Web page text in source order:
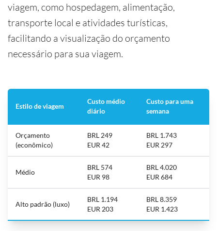
viagem, como hospedagem, alimentação,
transporte local e atividades turísticas,
facilitando a visualização do orçamento
necessário para sua viagem.
Estilo de viagem
Custo médio
diário
Custo para uma
semana
Orçamento
(econômico)
BRL 249
EUR 42
BRL 1.743
EUR 297
Médio
BRL 574
EUR 98
BRL 4.020
EUR 684
Alto padrão (luxo)
BRL 1.194
EUR 203
BRL 8.359
EUR 1.423